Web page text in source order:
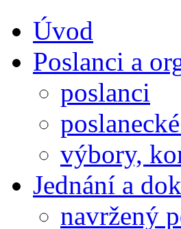
Úvod
Poslanci a
poslanci
výbory,
Jednání a
navržený